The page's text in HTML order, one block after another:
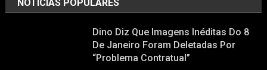
NOTÍCIAS POPULARES
Dino Diz Que Imagens Inéditas Do 8
De Janeiro Foram Deletadas Por
“problema Contratual”